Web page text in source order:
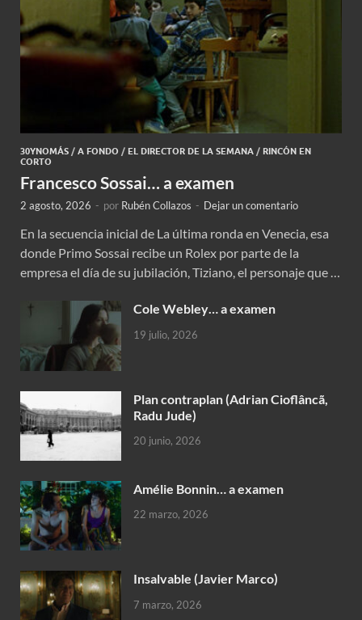
30YNOMÁS / A FONDO / EL DIRECTOR DE LA SEMANA / RINCÓN EN
CORTO
Francesco Sossai… a examen
2 agosto, 2026 - por Rubén Collazos - Dejar un comentario
En la secuencia inicial de La última ronda en Venecia, esa
donde Primo Sossai recibe un Rolex por parte de la
empresa el día de su jubilación, Tiziano, el personaje que …
Cole Webley… a examen
19 julio, 2026
Plan contraplan (Adrian Cioflâncã,
Radu Jude)
20 junio, 2026
Amélie Bonnin… a examen
22 marzo, 2026
Insalvable (Javier Marco)
7 marzo, 2026